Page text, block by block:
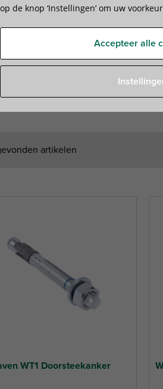
artikelen
WT1 Doorsteekanker
op de knop ‘Instellingen’ om uw
Accepteer alle